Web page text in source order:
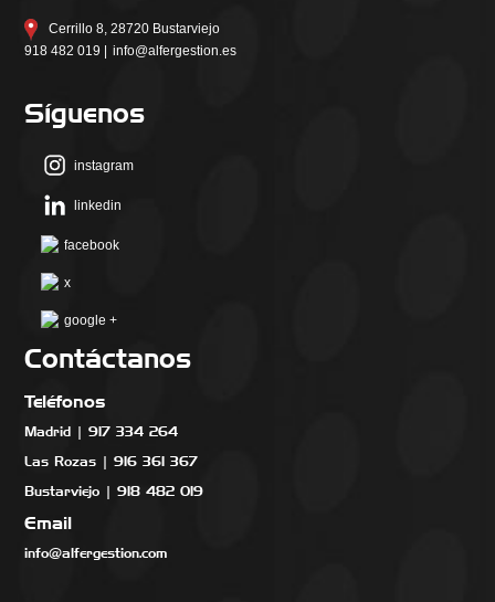
Cerrillo 8, 28720 Bustarviejo
918 482 019 | info@alfergestion.es
Síguenos
instagram
linkedin
facebook
x
google +
Contáctanos
Teléfonos
Madrid | 917 334 264
Las Rozas | 916 361 367
Bustarviejo | 918 482 019
Email
info@alfergestion.com